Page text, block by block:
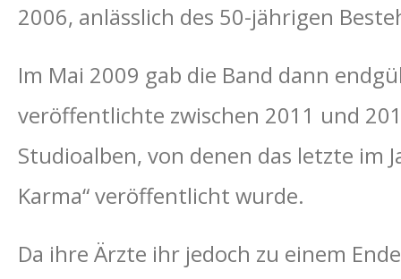
2006, anlässlich des 50-jährigen
Im Mai 2009 gab die Band dann
veröffentlichte zwischen 2011 und
Studioalben, von denen das letzte im
Karma“ veröffentlicht wurde.
Da ihre Ärzte ihr jedoch zu einem